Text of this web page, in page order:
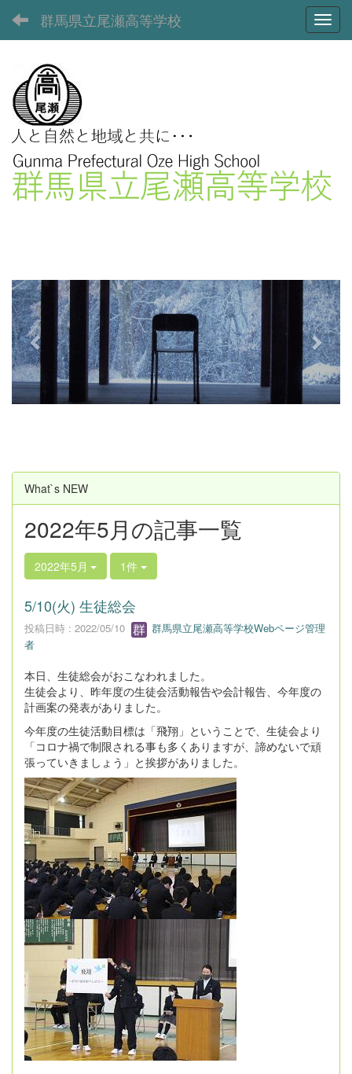
群馬県立尾瀬高等学校
e
v
i
o
u
s
x
t
What`s NEW
2022年5月の記事一覧
2022年5月 1件
5/10(火) 生徒総会
投稿日時 : 2022/05/10
群馬県立尾瀬高等学校Webページ管理
者
本日、生徒総会がおこなわれました。
生徒会より、昨年度の生徒会活動報告や会計報告、今年度の
計画案の発表がありました。
今年度の生徒活動目標は「飛翔」ということで、生徒会より
「コロナ禍で制限される事も多くありますが、諦めないで頑
張っていきましょう」と挨拶がありました。